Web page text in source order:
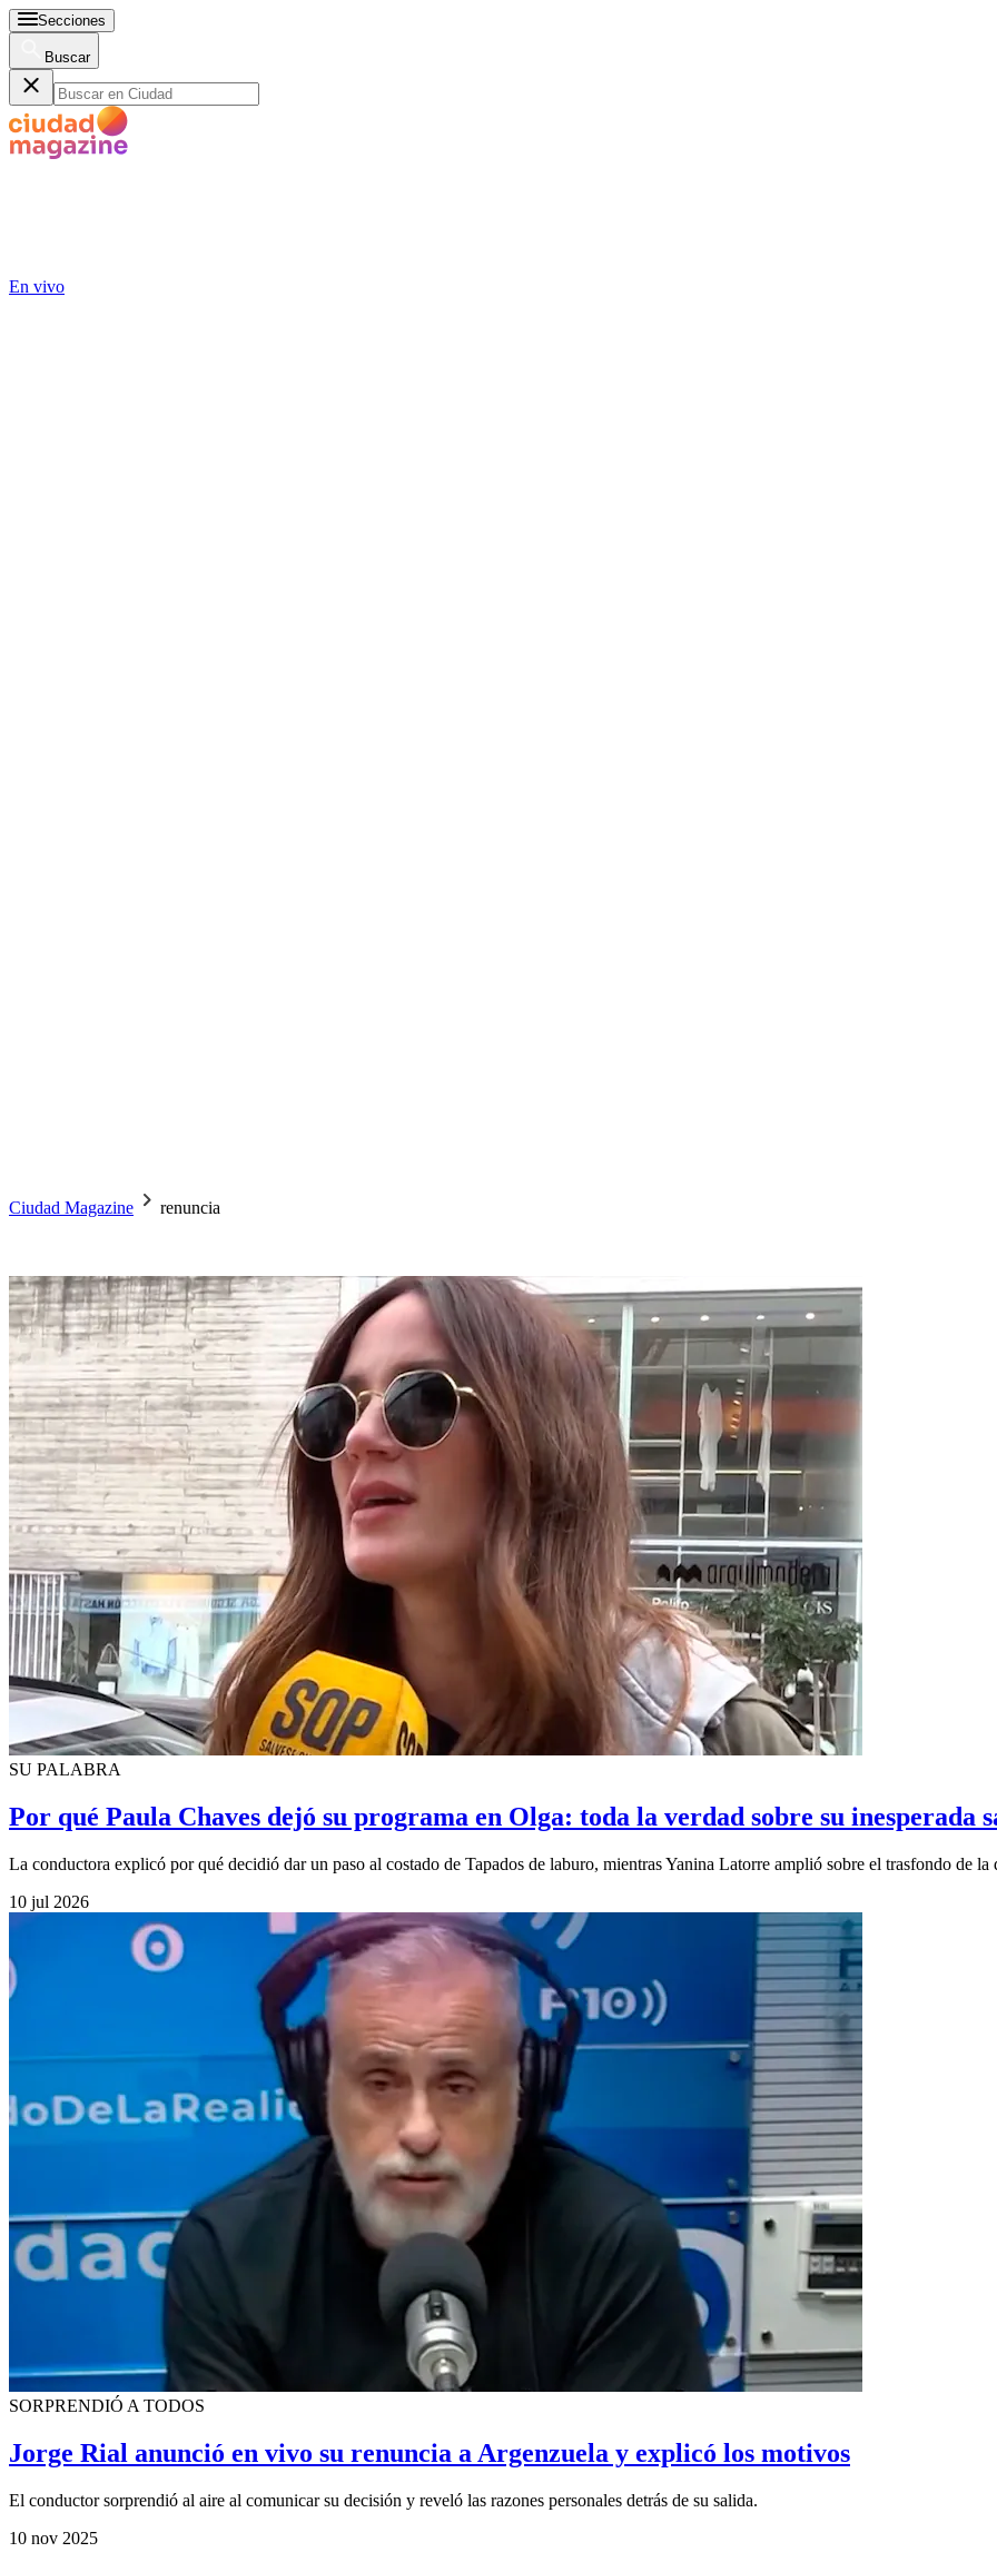
Secciones
Buscar
En vivo
Ciudad Magazine renuncia
SU PALABRA
Por qué Paula Chaves dejó su programa en Olga: toda la verdad sobre su inesperada
La conductora explicó por qué decidió dar un paso al costado de Tapados de laburo, mientras Yanina Latorre amplió sobre el trasfondo de la
10 jul 2026
SORPRENDIÓ A TODOS
Jorge Rial anunció en vivo su renuncia a Argenzuela y explicó los motivos
El conductor sorprendió al aire al comunicar su decisión y reveló las razones personales detrás de su salida.
10 nov 2025